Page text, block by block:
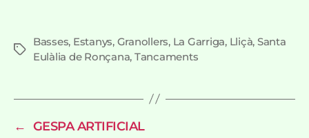
Etiquetes
Basses, Estanys, Granollers, La Garriga, Lliçà, Santa
Eulàlia de Ronçana, Tancaments
← GESPA ARTIFICIAL